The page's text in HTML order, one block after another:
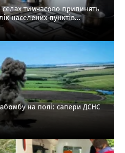
селах тимчасово припинять
населених пунктів...
на полі: сапери ДСНС